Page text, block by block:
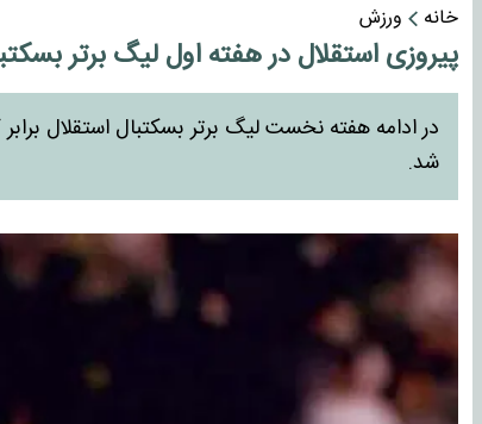
خانه
ورزش
پیروزی استقلال در هفته اول لیگ برتر
در ادامه هفته نخست لیگ برتر بسکتبال استقلال
شد.